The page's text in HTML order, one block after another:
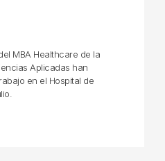
MBA Healthcare de la
Aplicadas han
en el Hospital de